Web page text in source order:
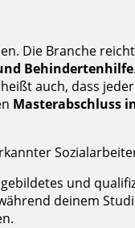
Die Branche
Behindertenhilfe
auch, dass
Masterabschluss
und
deinem